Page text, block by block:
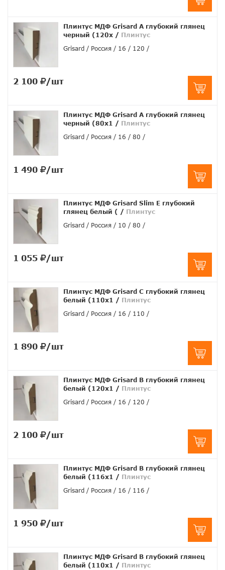
Плинтус МДФ Grisard A глубокий глянец
черный (120x / Плинтус
Grisard
Россия 16 120
2 100 /шт
Плинтус МДФ Grisard A глубокий глянец
черный (80x1 / Плинтус
Grisard
Россия 16 80
1 490 /шт
Плинтус МДФ Grisard Slim E глубокий
глянец белый ( / Плинтус
Grisard
Россия 10 80
1 055 /шт
Плинтус МДФ Grisard C глубокий глянец
белый (110x1 / Плинтус
Grisard
Россия 16 110
1 890 /шт
Плинтус МДФ Grisard B глубокий глянец
белый (120x1 / Плинтус
Grisard
Россия 16 120
2 100 /шт
Плинтус МДФ Grisard B глубокий глянец
белый (116x1 / Плинтус
Grisard
Россия 16 116
1 950 /шт
Плинтус МДФ Grisard B глубокий глянец
белый (110x1 / Плинтус